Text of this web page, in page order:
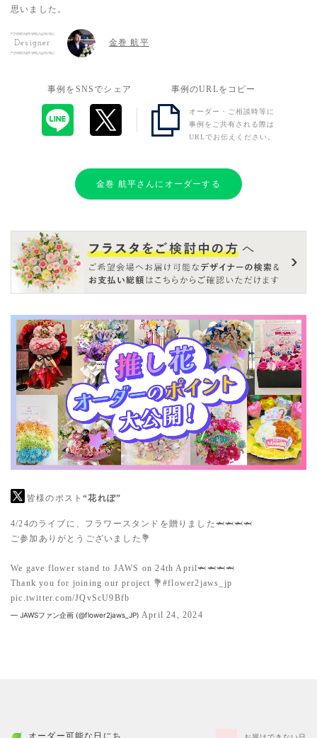
思いました。
Designer 金巻 航平
事例をSNSでシェア 事例のURLをコピー
オーダー・ご相談時等に
事例をご共有される際は
URLでお伝えください。
金巻 航平さんにオーダーする
皆様のポスト“花れぽ”
4/24のライブに、フラワースタンドを贈りました🦈🦈🦈🦈
ご参加ありがとうございました💐
We gave flower stand to JAWS on 24th April🦈🦈🦈🦈
Thank you for joining our project 💐 #flower2jaws_jp
pic.twitter.com/JQvScU9Bfb
— JAWSファン企画 (@flower2jaws_JP) April 24, 2024
オーダー可能な日にち